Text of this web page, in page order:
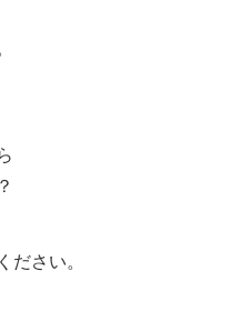
ださい。